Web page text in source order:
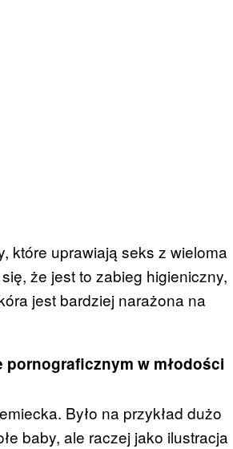
które uprawiają seks z wieloma
że jest to zabieg higieniczny,
jest bardziej narażona na
pornograficznym w młodości
Było na przykład dużo
baby, ale raczej jako ilustracja